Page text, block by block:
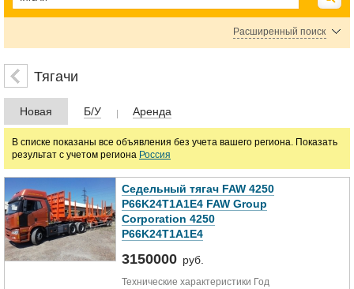
Расширенный поиск
Цена
руб.
Марка
Тягачи
Новая Б/У Аренда
В списке показаны все объявления без учета вашего региона. Показать
результат с учетом региона Россия
Седельный тягач FAW 4250
P66K24T1A1E4 FAW Group
Corporation 4250
P66K24T1A1E4
3150000 руб.
Технические характеристики Год